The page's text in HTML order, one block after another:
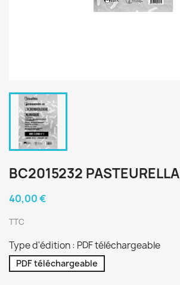
BC2015232 PASTEURELLA
40,00 €
TTC
Type d'édition : PDF téléchargeable
PDF téléchargeable